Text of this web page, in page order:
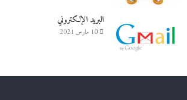
البريد الإلكتروني
10 مارس 2021